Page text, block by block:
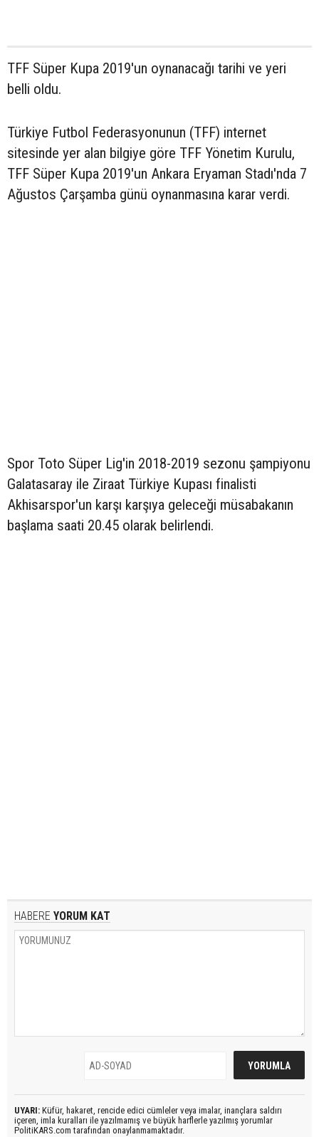
TFF Süper Kupa 2019'un oynanacağı tarihi ve yeri
belli oldu.
Türkiye Futbol Federasyonunun (TFF) internet
sitesinde yer alan bilgiye göre TFF Yönetim Kurulu,
TFF Süper Kupa 2019'un Ankara Eryaman Stadı'nda 7
Ağustos Çarşamba günü oynanmasına karar verdi.
Spor Toto Süper Lig'in 2018-2019 sezonu şampiyonu
Galatasaray ile Ziraat Türkiye Kupası finalisti
Akhisarspor'un karşı karşıya geleceği müsabakanın
başlama saati 20.45 olarak belirlendi.
HABERE YORUM KAT
UYARI: Küfür, hakaret, rencide edici cümleler veya imalar, inançlara saldırı
içeren, imla kuralları ile yazılmamış ve büyük harflerle yazılmış yorumlar
PolitiKARS.com tarafından onaylanmamaktadır.